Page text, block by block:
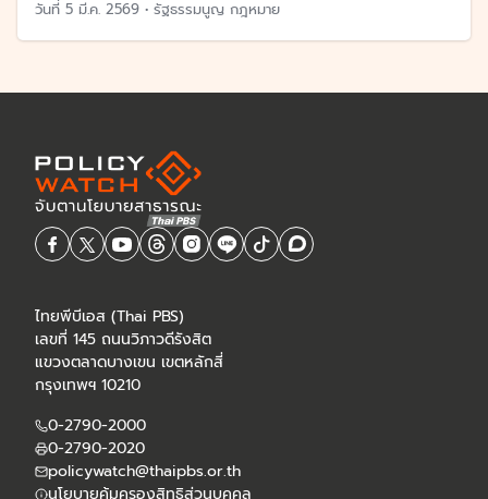
วันที่ 5 มี.ค. 2569 • รัฐธรรมนูญ กฎหมาย
ไทยพีบีเอส (Thai PBS)
เลขที่ 145 ถนนวิภาวดีรังสิต
แขวงตลาดบางเขน เขตหลักสี่
กรุงเทพฯ 10210
0-2790-2000
0-2790-2020
policywatch@thaipbs.or.th